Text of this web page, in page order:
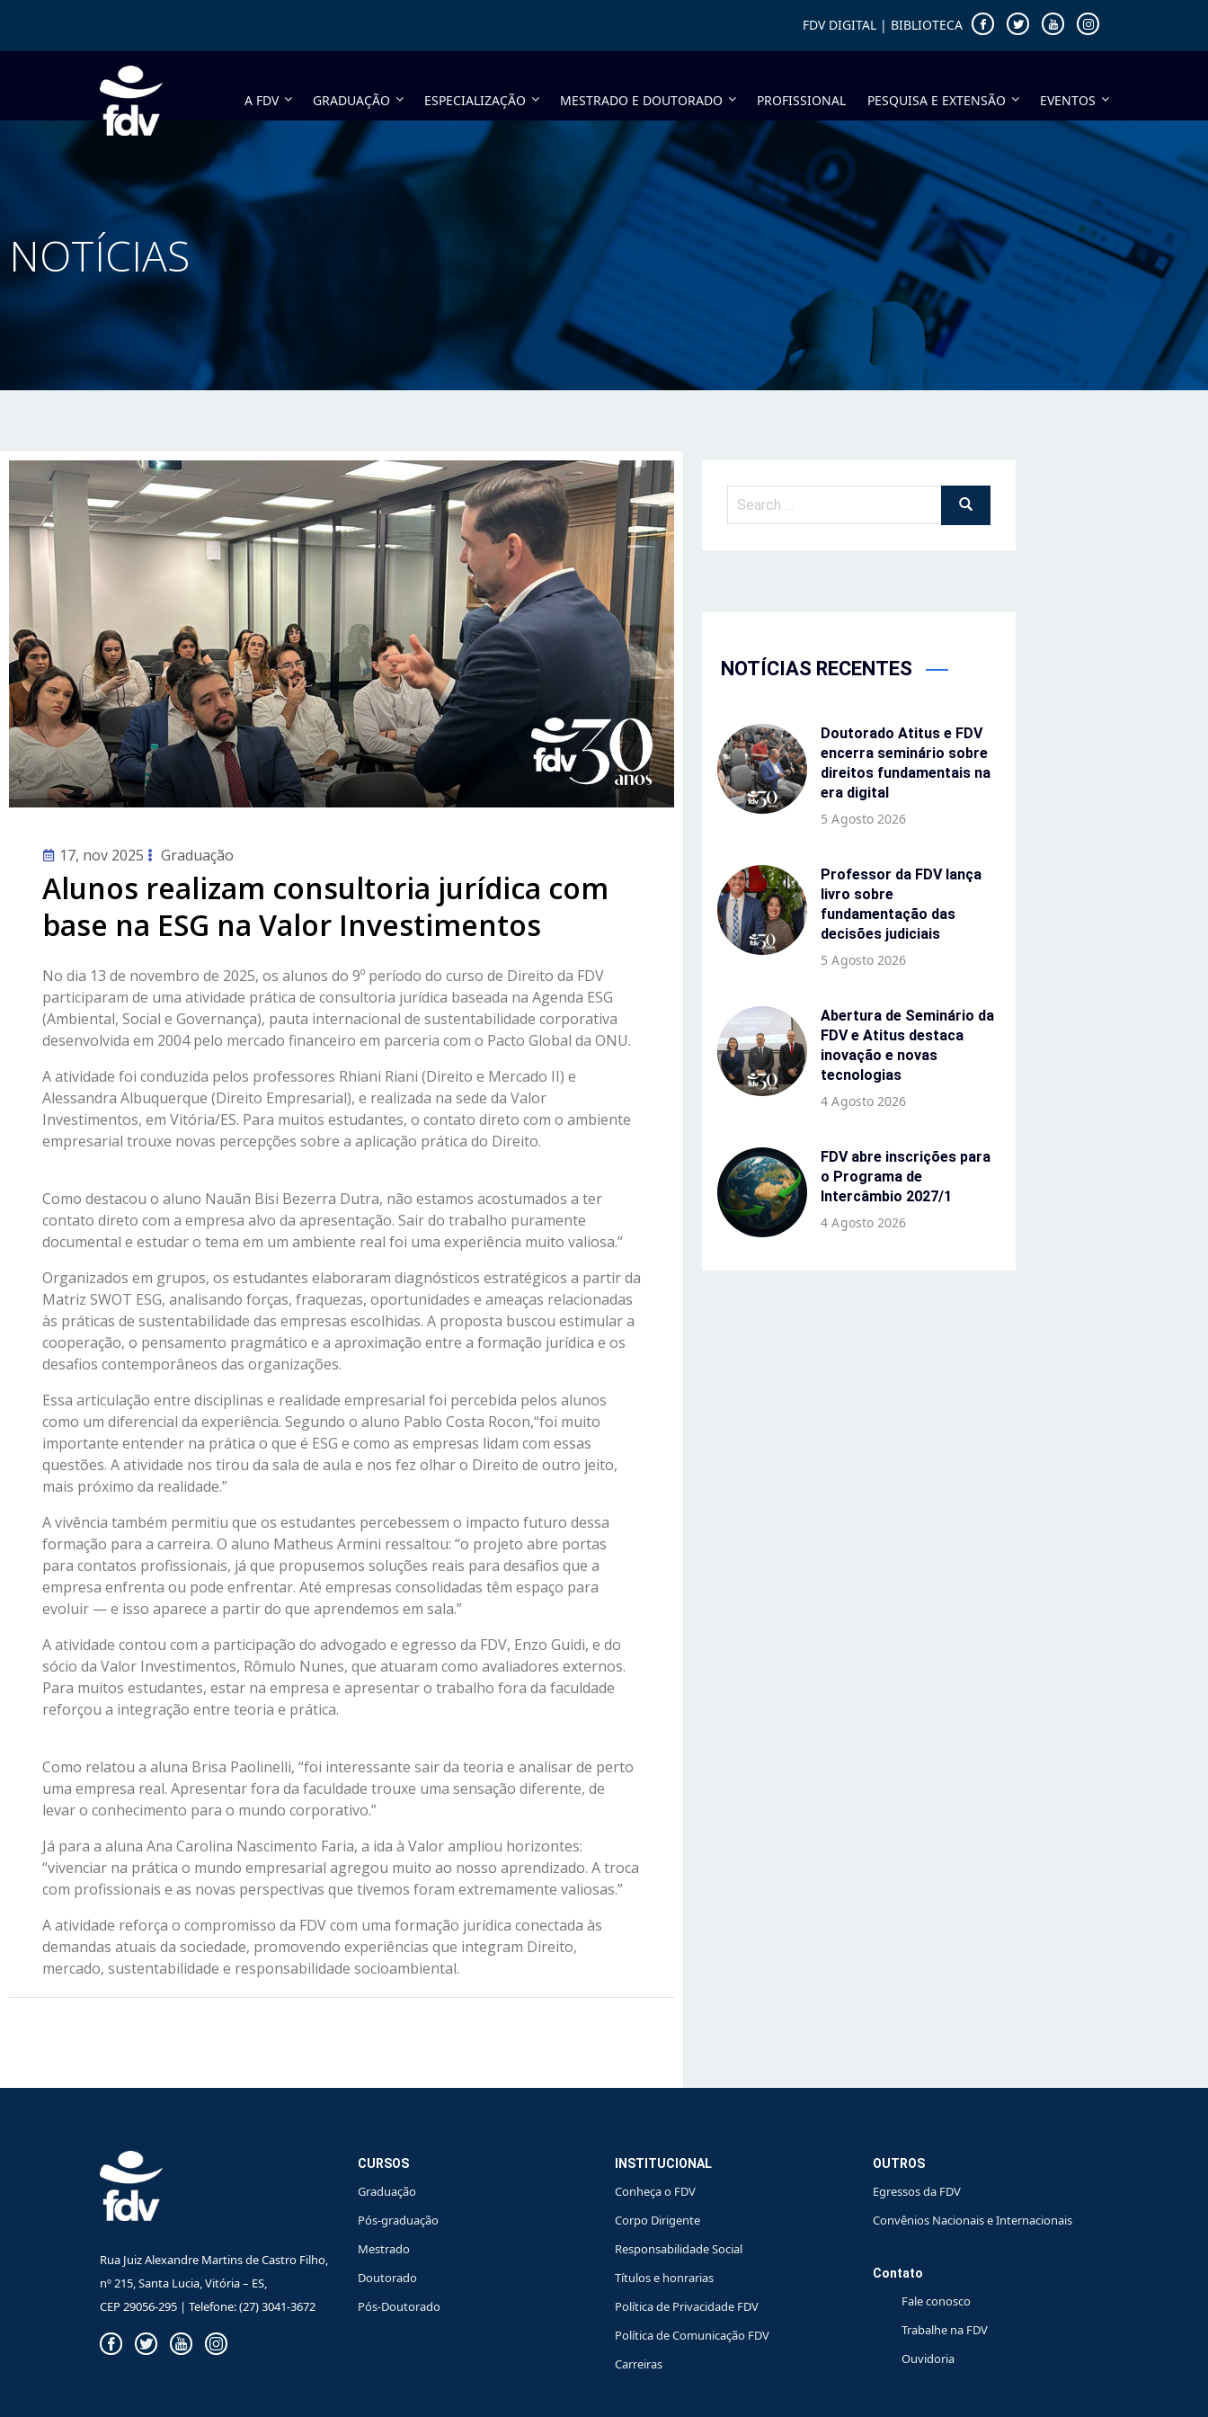
FDV DIGITAL | BIBLIOTECA
A FDV GRADUAÇÃO ESPECIALIZAÇÃO MESTRADO E DOUTORADO PROFISSIONAL PESQUISA E EXTENSÃO EVENTOS
NOTÍCIAS
17, nov 2025 Graduação
Alunos realizam consultoria jurídica com
base na ESG na Valor Investimentos
No dia 13 de novembro de 2025, os alunos do 9º período do curso de Direito da FDV
participaram de uma atividade prática de consultoria jurídica baseada na Agenda ESG
(Ambiental, Social e Governança), pauta internacional de sustentabilidade corporativa
desenvolvida em 2004 pelo mercado financeiro em parceria com o Pacto Global da ONU.
A atividade foi conduzida pelos professores Rhiani Riani (Direito e Mercado II) e
Alessandra Albuquerque (Direito Empresarial), e realizada na sede da Valor
Investimentos, em Vitória/ES. Para muitos estudantes, o contato direto com o ambiente
empresarial trouxe novas percepções sobre a aplicação prática do Direito.
Como destacou o aluno Nauãn Bisi Bezerra Dutra, não estamos acostumados a ter
contato direto com a empresa alvo da apresentação. Sair do trabalho puramente
documental e estudar o tema em um ambiente real foi uma experiência muito valiosa.”
Organizados em grupos, os estudantes elaboraram diagnósticos estratégicos a partir da
Matriz SWOT ESG, analisando forças, fraquezas, oportunidades e ameaças relacionadas
às práticas de sustentabilidade das empresas escolhidas. A proposta buscou estimular a
cooperação, o pensamento pragmático e a aproximação entre a formação jurídica e os
desafios contemporâneos das organizações.
Essa articulação entre disciplinas e realidade empresarial foi percebida pelos alunos
como um diferencial da experiência. Segundo o aluno Pablo Costa Rocon,“foi muito
importante entender na prática o que é ESG e como as empresas lidam com essas
questões. A atividade nos tirou da sala de aula e nos fez olhar o Direito de outro jeito,
mais próximo da realidade.”
A vivência também permitiu que os estudantes percebessem o impacto futuro dessa
formação para a carreira. O aluno Matheus Armini ressaltou: “o projeto abre portas
para contatos profissionais, já que propusemos soluções reais para desafios que a
empresa enfrenta ou pode enfrentar. Até empresas consolidadas têm espaço para
evoluir — e isso aparece a partir do que aprendemos em sala.”
A atividade contou com a participação do advogado e egresso da FDV, Enzo Guidi, e do
sócio da Valor Investimentos, Rômulo Nunes, que atuaram como avaliadores externos.
Para muitos estudantes, estar na empresa e apresentar o trabalho fora da faculdade
reforçou a integração entre teoria e prática.
Como relatou a aluna Brisa Paolinelli, “foi interessante sair da teoria e analisar de perto
uma empresa real. Apresentar fora da faculdade trouxe uma sensação diferente, de
levar o conhecimento para o mundo corporativo.”
Já para a aluna Ana Carolina Nascimento Faria, a ida à Valor ampliou horizontes:
“vivenciar na prática o mundo empresarial agregou muito ao nosso aprendizado. A troca
com profissionais e as novas perspectivas que tivemos foram extremamente valiosas.”
A atividade reforça o compromisso da FDV com uma formação jurídica conectada às
demandas atuais da sociedade, promovendo experiências que integram Direito,
mercado, sustentabilidade e responsabilidade socioambiental.
NOTÍCIAS RECENTES
Doutorado Atitus e FDV
encerra seminário sobre
direitos fundamentais na
era digital
5 Agosto 2026
Professor da FDV lança
livro sobre
fundamentação das
decisões judiciais
5 Agosto 2026
Abertura de Seminário da
FDV e Atitus destaca
inovação e novas
tecnologias
4 Agosto 2026
FDV abre inscrições para
o Programa de
Intercâmbio 2027/1
4 Agosto 2026
Rua Juiz Alexandre Martins de Castro Filho,
nº 215, Santa Lucia, Vitória – ES,
CEP 29056-295 | Telefone: (27) 3041-3672
CURSOS
Graduação
Pós-graduação
Mestrado
Doutorado
Pós-Doutorado
INSTITUCIONAL
Conheça o FDV
Corpo Dirigente
Responsabilidade Social
Títulos e honrarias
Política de Privacidade FDV
Política de Comunicação FDV
Carreiras
OUTROS
Egressos da FDV
Convênios Nacionais e Internacionais
Contato
Fale conosco
Trabalhe na FDV
Ouvidoria